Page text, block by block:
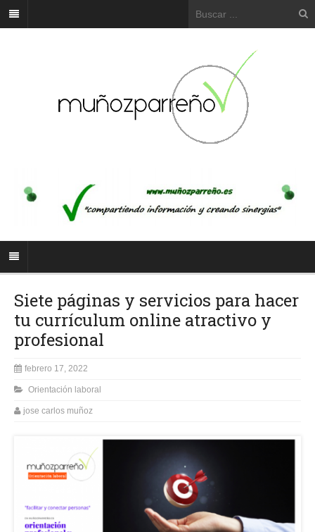
Siete páginas y servicios para hacer
tu currículum online atractivo y
profesional
febrero 17, 2022
Orientación laboral
jose carlos muñoz